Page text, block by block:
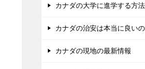
カナダの大学に進学する方法
カナダの治安は本当に良い
カナダの現地の最新情報